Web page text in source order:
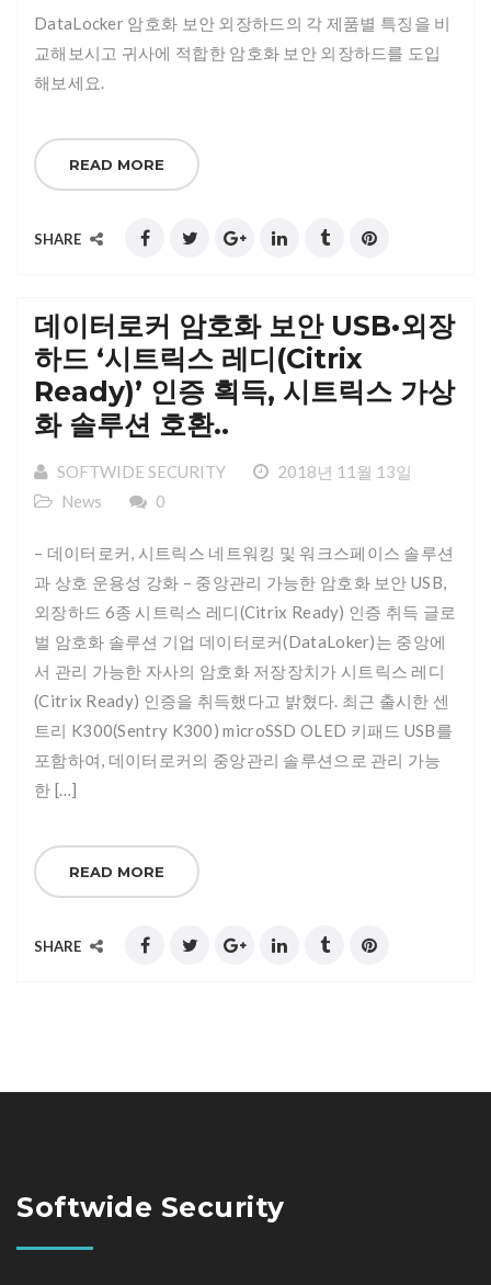
DataLocker 암호화 보안 외장하드의 각 제품별 특징을 비
교해보시고 귀사에 적합한 암호화 보안 외장하드를 도입
해보세요.
READ MORE
SHARE
데이터로커 암호화 보안 USB•외장
하드 ‘시트릭스 레디(Citrix
Ready)’ 인증 획득, 시트릭스 가상
화 솔루션 호환..
SOFTWIDE SECURITY
2018년 11월 13일
News
0
– 데이터로커, 시트릭스 네트워킹 및 워크스페이스 솔루션
과 상호 운용성 강화 – 중앙관리 가능한 암호화 보안 USB,
외장하드 6종 시트릭스 레디(Citrix Ready) 인증 취득 글로
벌 암호화 솔루션 기업 데이터로커(DataLoker)는 중앙에
서 관리 가능한 자사의 암호화 저장장치가 시트릭스 레디
(Citrix Ready) 인증을 취득했다고 밝혔다. 최근 출시한 센
트리 K300(Sentry K300) microSSD OLED 키패드 USB를
포함하여, 데이터로커의 중앙관리 솔루션으로 관리 가능
한 […]
READ MORE
SHARE
Softwide Security